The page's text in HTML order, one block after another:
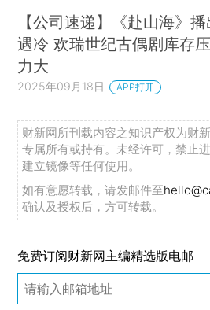
【公司速递】《赴山海》播
遇冷 欢瑞世纪古偶剧库存压
力大
2025年09月18日 APP打开
财新网所刊载内容之知识产权为财
专属所有或持有。未经许可，禁止
建立镜像等任何使用。
如有意愿转载，请发邮件至
确认及授权后，方可转载。
免费订阅财新网主编精选版电邮